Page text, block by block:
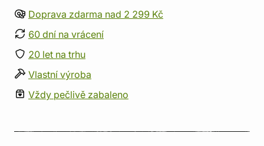
Doprava zdarma nad 2 299 Kč
60 dní na vrácení
20 let na trhu
Vlastní výroba
Vždy pečlivě zabaleno